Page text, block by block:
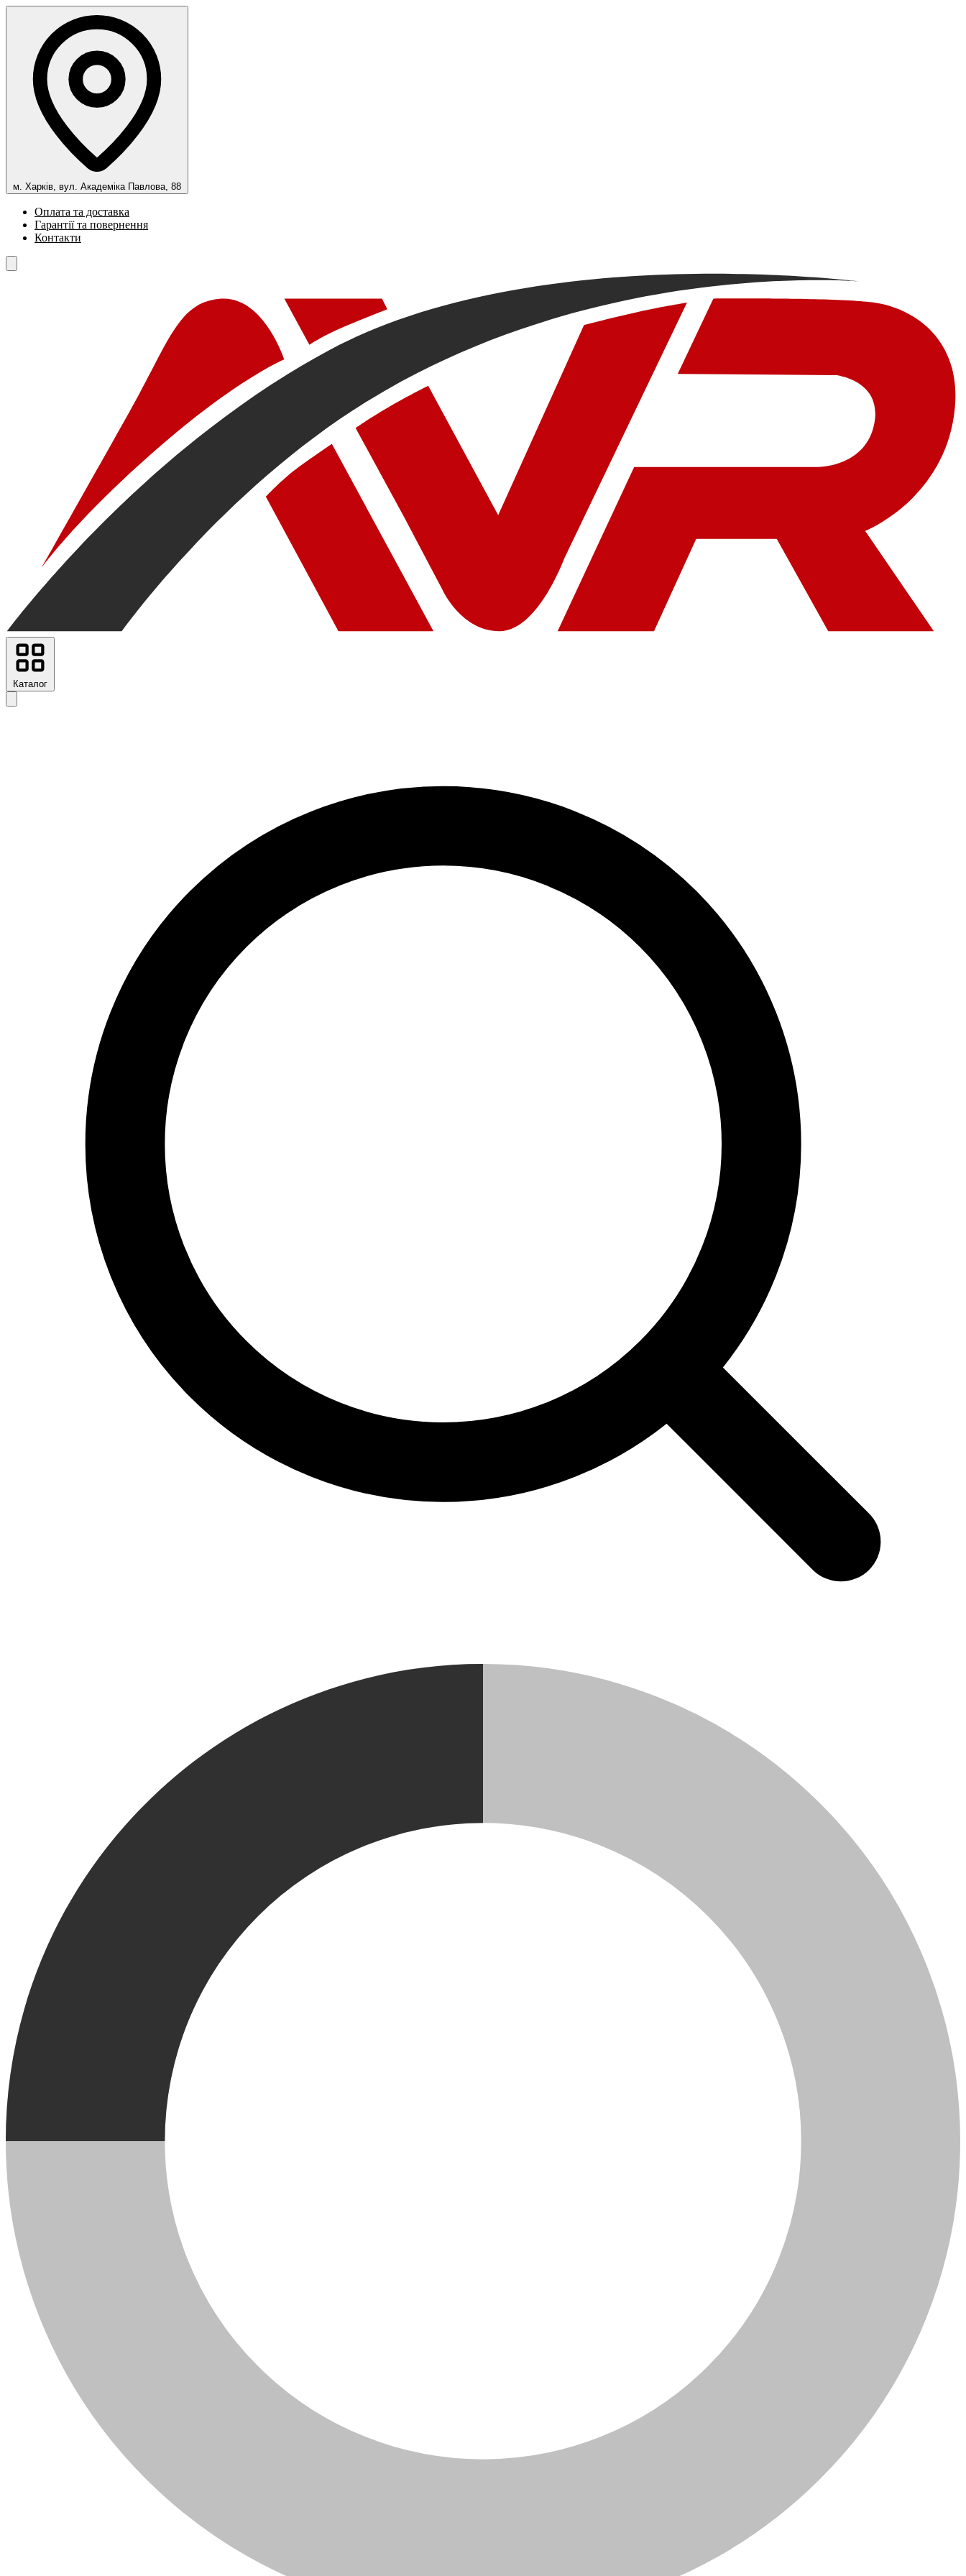
м. Харків, вул. Академіка Павлова, 88
Оплата та доставка
Гарантії та повернення
Контакти
Каталог